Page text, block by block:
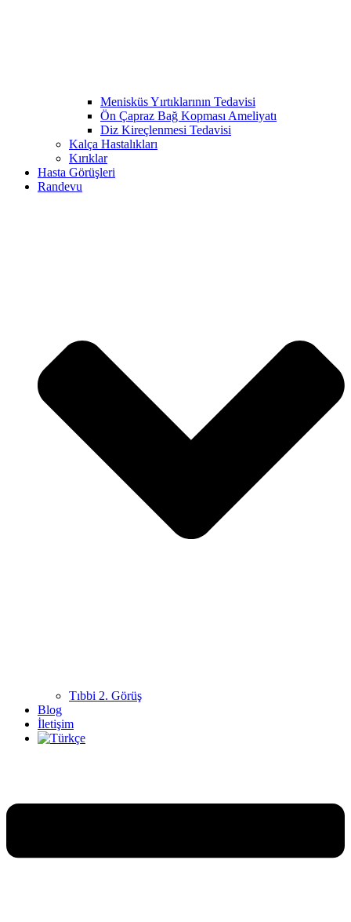
Menisküs Yırtıklarının Tedavisi
Ön Çapraz Bağ Kopması Ameliyatı
Diz Kireçlenmesi Tedavisi
Kalça Hastalıkları
Kırıklar
Hasta Görüşleri
Randevu
Tıbbi 2. Görüş
Blog
İletişim